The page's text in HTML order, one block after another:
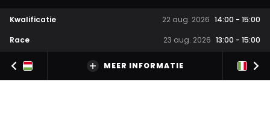
Kwalificatie 22 aug. 2026 14:00 - 15:00
Race
23 aug. 2026 13:00 - 15:00
MEER INFORMATIE